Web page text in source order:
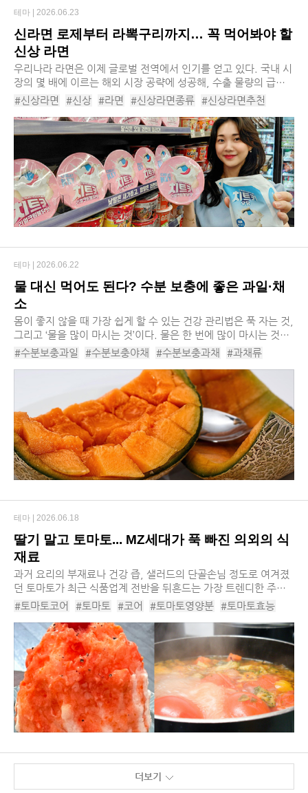
신라면 로제부터 라뽁구리까지… 꼭 먹어봐야 할
신상 라면
​우리나라 라면은 이제 글로벌 전역에서 인기를 얻고 있다. 국내 시
장의 몇 배에 이르는 해외 시장 공략에 성공해, 수출 물량의 급증
으로 인해 업계 전체가 호황이다. 작년 라면 수출액은 사상 최초로
#신상라면 #신상 #라면 #신상라면종류 #신상라면추천
#라면신상 #라면추천 #농심신라면로제 #하림치킨왕라면
#오뚜기로열라면 #농신순라면 #농심라뽁구리큰사발면
테마 | 2026.06.23
물 대신 먹어도 된다? 수분 보충에 좋은 과일·채
소
​몸이 좋지 않을 때 가장 쉽게 할 수 있는 건강 관리법은 푹 자는 것,
그리고 ‘물을 많이 마시는 것’이다. 물은 한 번에 많이 마시는 것보
다는 하루 2리터 내외를 여러 번 나눠서 마시는 게 좋다. 맹물을 섭
#수분보충과일 #수분보충야채 #수분보충과채
#과채류
#과채 #과일 #야채 #과일추천 #채소추천 #수박 #자몽
#복숭아 #파인애플
테마 | 2026.06.22
딸기 말고 토마토... MZ세대가 푹 빠진 의외의 식
재료
과거 요리의 부재료나 건강 즙, 샐러드의 단골손님 정도로 여겨졌
던 토마토가 최근 식품업계 전반을 뒤흔드는 가장 트렌디한 주역
으로 우뚝 섰습니다. 이른바 ‘토마토 코어(Tomato-core)’라 불리
#토마토코어 #토마토 #코어 #토마토영양분 #토마토효능
#토마토레시피 #토마토요리 #슈퍼푸드 #저속노화
#헬시플레저 #토마토종류 #토마토빙수 #단마토
#토마토가공시장
#토마토품종
테마 | 2026.06.18
더보기